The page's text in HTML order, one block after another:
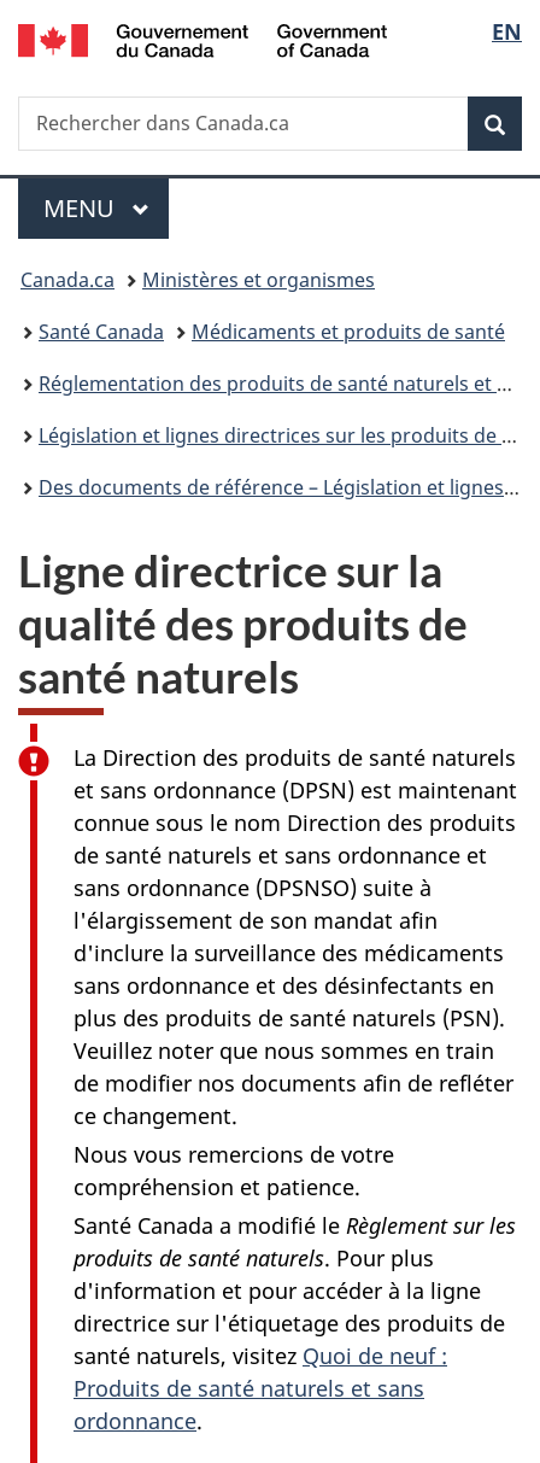
Passer
au
principal
Passer
à
Au
du
Passer
à
version
simplifiée
de
la
EN
Recherche
Rechercher
dans
Menu
MENU PRINCIPAL
Vous
êtes
ici :
Canada.ca
Ministères et organismes
Santé Canada
Médicaments et produits de santé
Réglementation des produits de santé naturels et des médicaments sans ordonnance : prochaines étapes
Législation et lignes directrices sur les produits de santé naturels
Des documents de référence – Législation et lignes directrices – Produits de santé naturels
Ligne directrice sur la
qualité des produits de
santé naturels
La Direction des produits de santé naturels
et sans ordonnance (DPSN) est maintenant
connue sous le nom Direction des produits
de santé naturels et sans ordonnance et
sans ordonnance (DPSNSO) suite à
l'élargissement de son mandat afin
d'inclure la surveillance des médicaments
sans ordonnance et des désinfectants en
plus des produits de santé naturels (PSN).
Veuillez noter que nous sommes en train
de modifier nos documents afin de refléter
ce changement.
Nous vous remercions de votre
compréhension et patience.
Santé Canada a modifié le Règlement sur les
produits de santé naturels. Pour plus
d'information et pour accéder à la ligne
directrice sur l'étiquetage des produits de
santé naturels, visitez Quoi de neuf :
Produits de santé naturels et sans
ordonnance.